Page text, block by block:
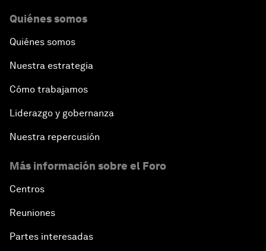
Quiénes somos
Quiénes somos
Nuestra estrategia
Cómo trabajamos
Liderazgo y gobernanza
Nuestra repercusión
Más información sobre el Foro
Centros
Reuniones
Partes interesadas